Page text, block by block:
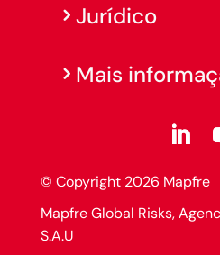
Jurídico
Mais
© Copyright 2026 Mapfre
Mapfre Global Risks,
S.A.U